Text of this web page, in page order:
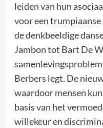
leiden van hun
voor een trumpiaanse
de denkbeeldige
Jambon tot Bart De
Berbers legt. De
waardoor mensen
basis van het
willekeur en